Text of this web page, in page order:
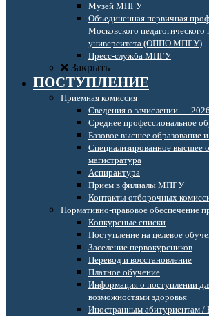
Музей МПГУ
Объединенная первичная
Московского педагогического
университета (ОППО МПГУ)
Пресс-служба МПГУ
Закрыть
ПОСТУПЛЕНИЕ
Приемная комиссия
Сведения о зачислении — 2026
Среднее профессиональное
Базовое высшее образование
Специализированное высшее
магистратура
Аспирантура
Прием в филиалы МПГУ
Контакты отборочных
Нормативно-правовое обеспечение
Конкурсные списки
Поступление на целевое
Заселение первокурсников
Перевод и восстановление
Платное обучение
Информация о поступлении
возможностями здоровья
Иностранным абитуриентам /